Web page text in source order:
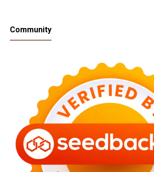
Community